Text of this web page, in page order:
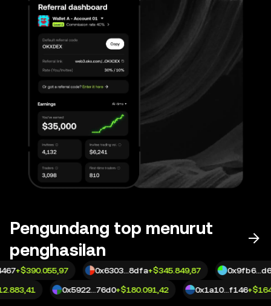
Pengundang top menurut
penghasilan
+$390.055,97 0x6303...8dfa+$345.849,87
0x5922...76d0+$180.091,42 0x1a10...f146+